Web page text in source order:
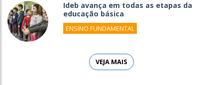
Ideb avança em todas as etapas da
educação básica
ENSINO FUNDAMENTAL
VEJA MAIS